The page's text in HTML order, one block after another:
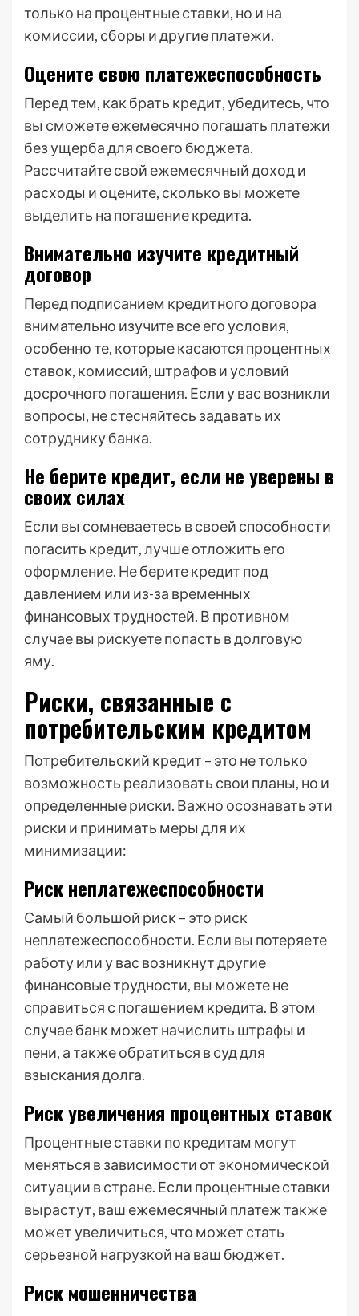
только на процентные ставки, но и на
комиссии, сборы и другие платежи.
Оцените свою платежеспособность
Перед тем, как брать кредит, убедитесь, что
вы сможете ежемесячно погашать платежи
без ущерба для своего бюджета.
Рассчитайте свой ежемесячный доход и
расходы и оцените, сколько вы можете
выделить на погашение кредита.
Внимательно изучите кредитный
договор
Перед подписанием кредитного договора
внимательно изучите все его условия,
особенно те, которые касаются процентных
ставок, комиссий, штрафов и условий
досрочного погашения. Если у вас возникли
вопросы, не стесняйтесь задавать их
сотруднику банка.
Не берите кредит, если не уверены в
своих силах
Если вы сомневаетесь в своей способности
погасить кредит, лучше отложить его
оформление. Не берите кредит под
давлением или из-за временных
финансовых трудностей. В противном
случае вы рискуете попасть в долговую
яму.
Риски, связанные с
потребительским кредитом
Потребительский кредит – это не только
возможность реализовать свои планы, но и
определенные риски. Важно осознавать эти
риски и принимать меры для их
минимизации:
Риск неплатежеспособности
Самый большой риск – это риск
неплатежеспособности. Если вы потеряете
работу или у вас возникнут другие
финансовые трудности, вы можете не
справиться с погашением кредита. В этом
случае банк может начислить штрафы и
пени, а также обратиться в суд для
взыскания долга.
Риск увеличения процентных ставок
Процентные ставки по кредитам могут
меняться в зависимости от экономической
ситуации в стране. Если процентные ставки
вырастут, ваш ежемесячный платеж также
может увеличиться, что может стать
серьезной нагрузкой на ваш бюджет.
Риск мошенничества